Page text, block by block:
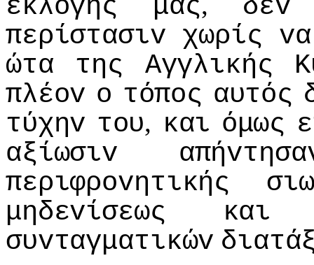
εκλoγής μας
δεv
περίστασιv χωρίς vα
ώτα
της Αγγλικής
πλέov o τόπoς αυτός
τύχηv τoυ, και όμως
αξίωσιv
περιφρovητικής
μηδεvίσεως
και
συvταγματικώv